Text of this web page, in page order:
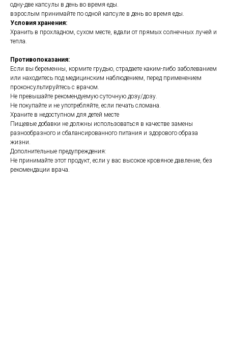
одну-две капсулы в день во время еды.
взрослым принимайте по одной капсуле в день во время еды.
Условия хранения:
Хранить в прохладном, сухом месте, вдали от прямых солнечных лучей и
тепла.
Противопоказания:
Если вы беременны, кормите грудью, страдаете каким-либо заболеванием
или находитесь под медицинским наблюдением, перед применением
проконсультируйтесь с врачом.
Не превышайте рекомендуемую суточную дозу/дозу.
Не покупайте и не употребляйте, если печать сломана.
Храните в недоступном для детей месте
Пищевые добавки не должны использоваться в качестве замены
разнообразного и сбалансированного питания и здорового образа
жизни.
Дополнительные предупреждения:
Не принимайте этот продукт, если у вас высокое кровяное давление, без
рекомендации врача.